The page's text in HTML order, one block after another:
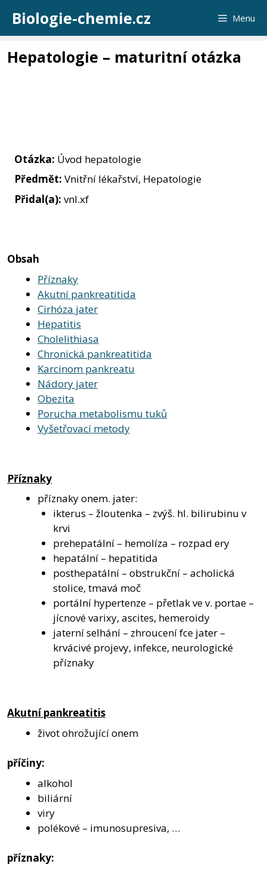
obsah
Biologie-chemie.cz Menu
Hepatologie – maturitní otázka
Otázka: Úvod hepatologie
Předmět: Vnitřní lékařství, Hepatologie
Přidal(a): vnl.xf
Obsah
Příznaky
Akutní pankreatitida
Cirhóza jater
Hepatitis
Cholelithiasa
Chronická pankreatitida
Karcinom pankreatu
Nádory jater
Obezita
Porucha metabolismu tuků
Vyšetřovací metody
Příznaky
příznaky onem. jater:
ikterus – žloutenka – zvýš. hl. bilirubinu v
krvi
prehepatální – hemolíza – rozpad ery
hepatální – hepatitida
posthepatální – obstrukční – acholická
stolice, tmavá moč
portální hypertenze – přetlak ve v. portae –
jícnové varixy, ascites, hemeroidy
jaterní selhání – zhroucení fce jater –
krvácivé projevy, infekce, neurologické
příznaky
Akutní pankreatitis
život ohrožující onem
příčiny:
alkohol
biliární
viry
polékové – imunosupresiva, …
příznaky: